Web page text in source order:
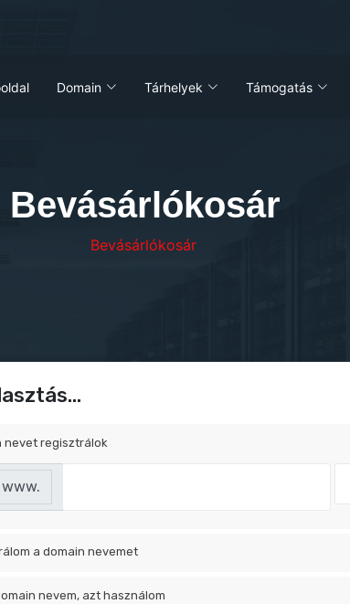
Domain Tárhelyek Támogatás
Bevásárlókosár
Bevásárlókosár
nevet regisztrálok
www.
a domain nevemet
nevem, azt használom